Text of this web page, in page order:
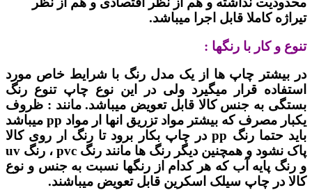
تیراژه کاملا قابل اجرا میباشد.
تنوع و کار با رنگها :
در بیشتر چاپ ها از یک مدل رنگ با شرایط خاص مورد
استفاده قرار میگیرد ولی در این نوع چاپ تنوع رنگ
بستگی به جنس کالا قابل تعویض میباشد. مانند : ظروف
یکبار مصرف که بیشتر مواد تزریق انها ار مواد pp میباشد
باید حتما رنگ pp در چاپ بکار برود تا رنگ ار روی کالا
پاک نشود و همچنین دیگر رنگ ها مانند رنگ pvc ، رنگ uv
و رنگ پایه آب که هر کدام از رنگها نسبت به جنس و نوع
کالا در چاپ سیلک اسکرین قابل تعویض میباشند.